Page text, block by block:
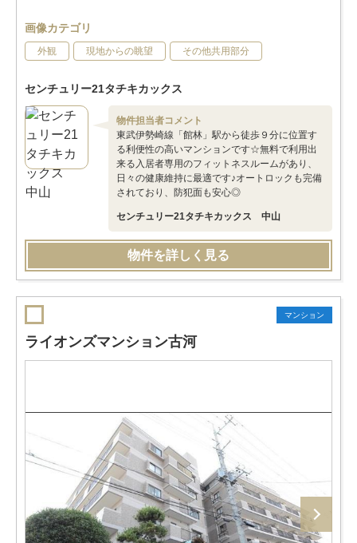
画像カテゴリ
外観 現地からの眺望 その他共用部分
センチュリー21タチキカックス
物件担当者コメント
東武伊勢崎線「館林」駅から徒歩９分に位置す
る利便性の高いマンションです☆無料で利用出
来る入居者専用のフィットネスルームがあり、
日々の健康維持に最適です♪オートロックも完備
されており、防犯面も安心◎
センチュリー21タチキカックス 中山
物件を詳しく見る
マンション
ライオンズマンション古河